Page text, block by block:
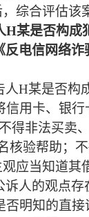
综合评估该
H某是否构成
《反电信网络
人H某是否构
信用卡、 银行
得非法买卖
核验帮助；
观应当知道其
诉人的观点存
否明知的直